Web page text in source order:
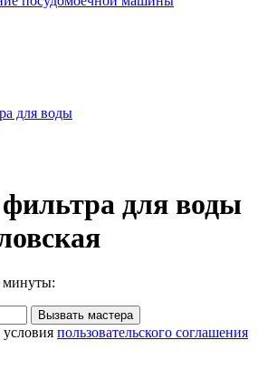
для воды
для воды
минуты:
Вызвать мастера
пользовательского соглашения